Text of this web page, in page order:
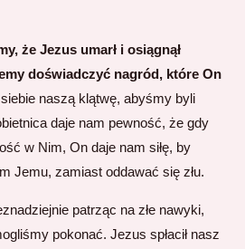
że Jezus umarł i osiągnął
doświadczyć nagród, które On
naszą klątwę, abyśmy byli
daje nam pewność, że gdy
w Nim, On daje nam siłę, by
Jemu, zamiast oddawać się złu.
patrząc na złe nawyki,
pokonać. Jezus spłacił nasz